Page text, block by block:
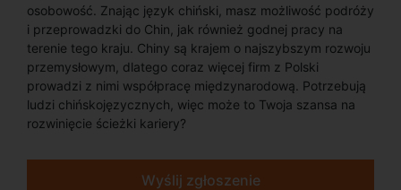
osobowość. Znając język chiński, masz możliwość podróży
i przeprowadzki do Chin, jak również godnej pracy na
terenie tego kraju. Chiny są krajem o najszybszym rozwoju
przemysłowym, dlatego coraz więcej firm z Polski
prowadzi z nimi współpracę międzynarodową. Potrzebują
ludzi chińskojęzycznych, więc może to Twoja szansa na
rozwinięcie ścieżki kariery?
Wyślij zgłoszenie